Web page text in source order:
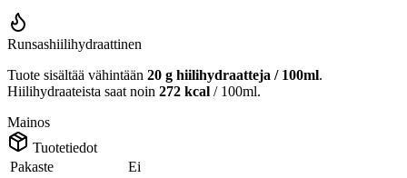
Runsashiilihydraattinen
Tuote sisältää vähintään 20 g hiilihydraatteja / 100ml.
Hiilihydraateista saat noin 272 kcal / 100ml.
Mainos
Tuotetiedot
Pakaste
Ei